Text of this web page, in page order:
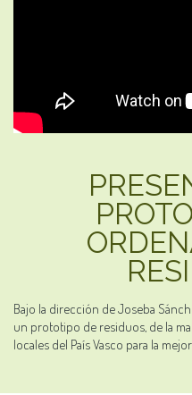
Bajo la dirección de Joseba
un prototipo de residuos, de la
locales del País Vasco para la